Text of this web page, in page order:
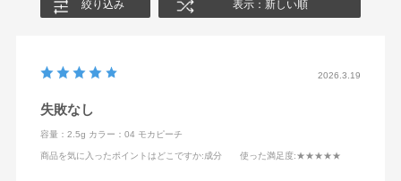
絞り込み 表示：新しい順
2026.3.19
失敗なし
容量：2.5g カラー：04 モカピーチ
商品を気に入ったポイントはどこですか:成分 使った満足度:★★★★★